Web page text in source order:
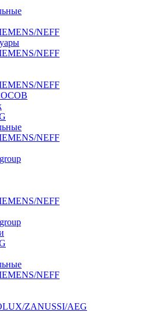
NEFF
NEFF
NEFF
NEFF
NEFF
NEFF
ZANUSSI/AEG